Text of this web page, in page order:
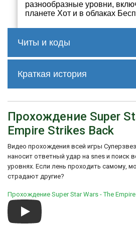
разнообразные уровни,
планете Хот и в облаках
Читы и коды
Нажмите X, Y, B(3), X, A,
экране выбора игры. Дарт
"impressive" в качестве
правильности ввода
демонстрационный режим
Семь продолжений:
титульном экране. Звук
правильность ввода
Краткая история
Empire Strikes Back была
компанией LucasArts и
году. Игра получила
отзывы за свою графику,
"Империя наносит
Прохождение Super
Empire Strikes Back
Видео прохождения всей игры
наносит ответный удар на snes и поиск
уровнях. Если лень проходить самому,
страдают другие?
Прохождение Super Star Wars - The